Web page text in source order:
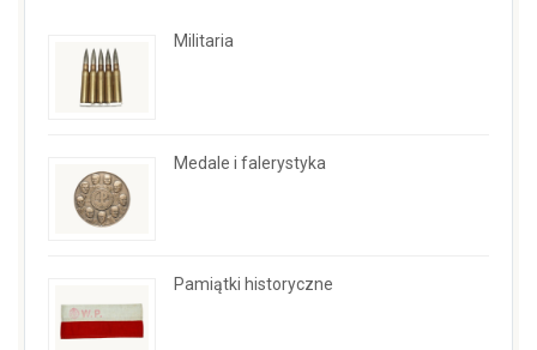
Militaria
Medale i falerystyka
Pamiątki historyczne